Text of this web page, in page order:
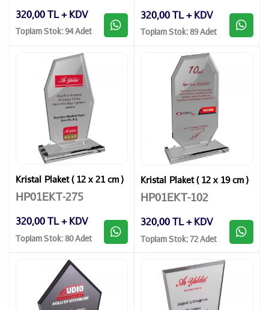
320,00 TL + KDV
Toplam Stok: 94 Adet
320,00 TL + KDV
Toplam Stok: 89 Adet
Kristal Plaket ( 12 x 21 cm )
HP01EKT-275
320,00 TL + KDV
Toplam Stok: 80 Adet
Kristal Plaket ( 12 x 19 cm )
HP01EKT-102
320,00 TL + KDV
Toplam Stok: 72 Adet